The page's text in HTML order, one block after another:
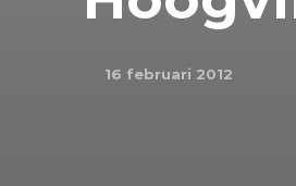
16 februari 2012